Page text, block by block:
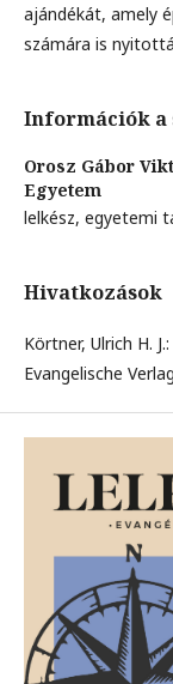
ajándékát, amely
számára is
Információk a
Orosz Gábor
Egyetem
lelkész, egyetemi
Hivatkozások
Körtner, Ulrich H.
Evangelische